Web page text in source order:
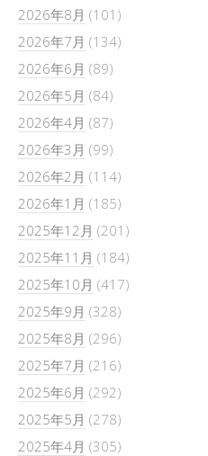
2026年8月 (101)
2026年7月 (134)
2026年6月 (89)
2026年5月 (84)
2026年4月 (87)
2026年3月 (99)
2026年2月 (114)
2026年1月 (185)
2025年12月 (201)
2025年11月 (184)
2025年10月 (417)
2025年9月 (328)
2025年8月 (296)
2025年7月 (216)
2025年6月 (292)
2025年5月 (278)
2025年4月 (305)